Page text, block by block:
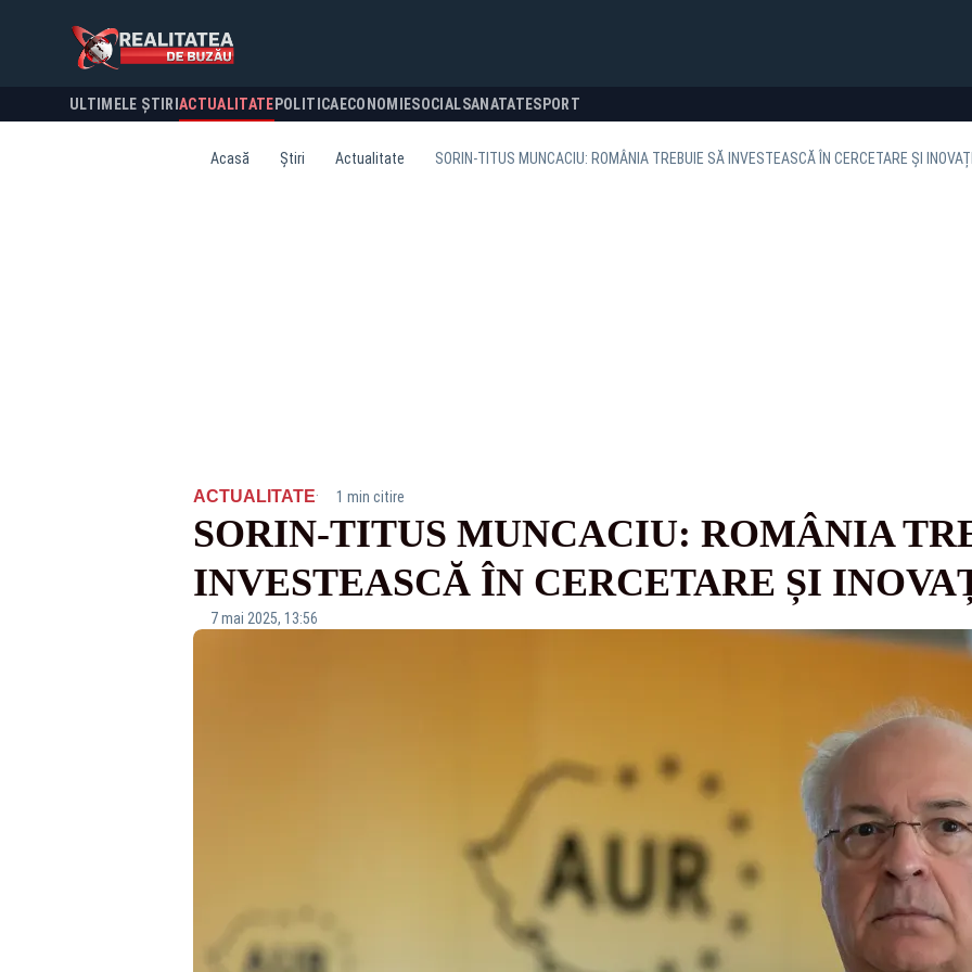
ULTIMELE ȘTIRI ACTUALITATE POLITICA ECONOMIESOCIALSANATATESPORT
Acasă Știri Actualitate SORIN-TITUS MUNCACIU: ROMÂNIA TREBUIE SĂ INVESTEASCĂ ÎN CERCETARE ȘI
ACTUALITATE· 1 min citire
SORIN-TITUS MUNCACIU: ROMÂNIA
INVESTEASCĂ ÎN CERCETARE ȘI
7 mai 2025, 13:56